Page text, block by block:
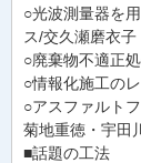
○光波測量器を
ス/交久瀬磨衣子
○廃棄物不適正
○情報化施工の
○アスファルト
菊地重徳・宇田
■話題の工法